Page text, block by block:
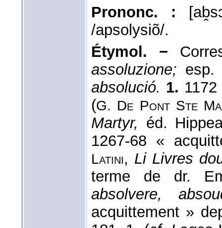
Prononc. :
/apsolysiõ/.
Étymol. −
assoluzione;
absolució. 1.
(G. De Pont Ste
Martyr, éd.
1267-68 «
Latini, Li Livres
terme de dr.
absolvere,
acquittement »